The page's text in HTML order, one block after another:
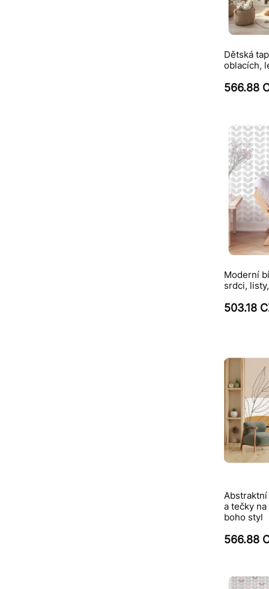
Dětská
oblacích,
566.88
Moderní
srdci,
503.18
a tečky
boho styl
566.88